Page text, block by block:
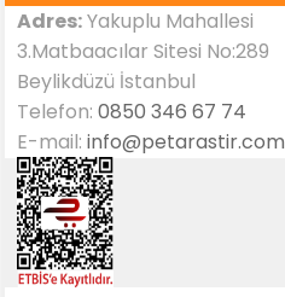
Adres:Yakuplu Mahallesi
3.Matbaacılar Sitesi No:289
Beylikdüzü İstanbul
Telefon:0850 346 67 74
E-mail:info@petarastir.com